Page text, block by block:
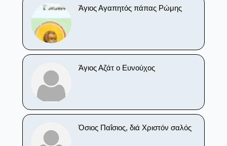
Άγιος Αγαπητός πάπας Ρώμης
Άγιος Αζάτ ο Ευνούχος
Όσιος Παΐσιος, διά Χριστόν σαλός